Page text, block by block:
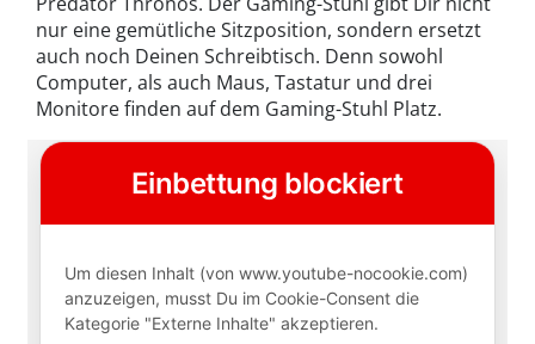
nur eine gemütliche Sitzposition, sondern ersetzt
auch noch Deinen Schreibtisch. Denn sowohl
Computer, als auch Maus, Tastatur und drei
Monitore finden auf dem Gaming-Stuhl Platz.